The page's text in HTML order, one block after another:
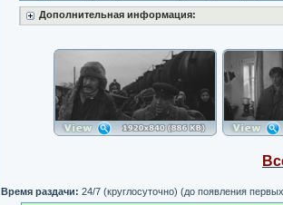
Дополнительная информация:
Время раздачи: 24/7 (круглосуточно) (до появления